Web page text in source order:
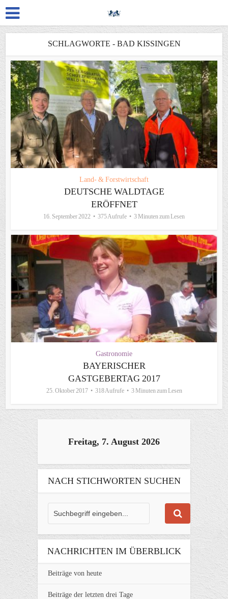
SCHLAGWORTE - BAD KISSINGEN
Land- & Forstwirtschaft
DEUTSCHE WALDTAGE
ERÖFFNET
16. September 2022 375 Aufrufe 3 Minuten zum Lesen
Gastronomie
BAYERISCHER
GASTGEBERTAG 2017
25. Oktober 2017 318 Aufrufe 3 Minuten zum Lesen
Freitag, 7. August 2026
NACH STICHWORTEN SUCHEN
NACHRICHTEN IM ÜBERBLICK
Beiträge von heute
Beiträge der letzten drei Tage